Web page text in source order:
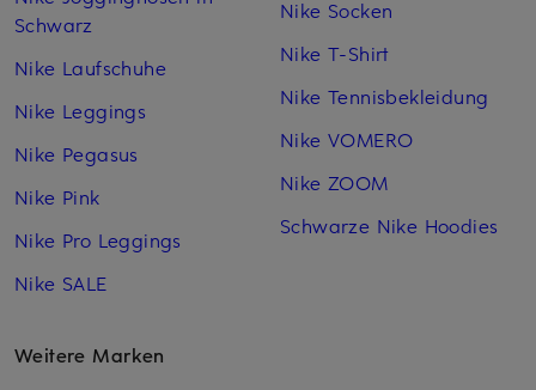
Schwarz
Nike Laufschuhe
Nike Leggings
Nike Pegasus
Nike Pink
Nike Pro Leggings
Nike SALE
Nike Socken
Nike T-Shirt
Nike Tennisbekleidung
Nike VOMERO
Nike ZOOM
Schwarze Nike Hoodies
Weitere Marken